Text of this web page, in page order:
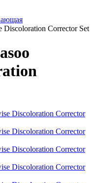
Discoloration Corrector Set